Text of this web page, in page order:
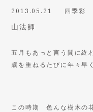
2013.05.21 四季彩
山法師
五月もあっと言う間に終
歳を重ねるたびに年々
この時期 色んな樹木の